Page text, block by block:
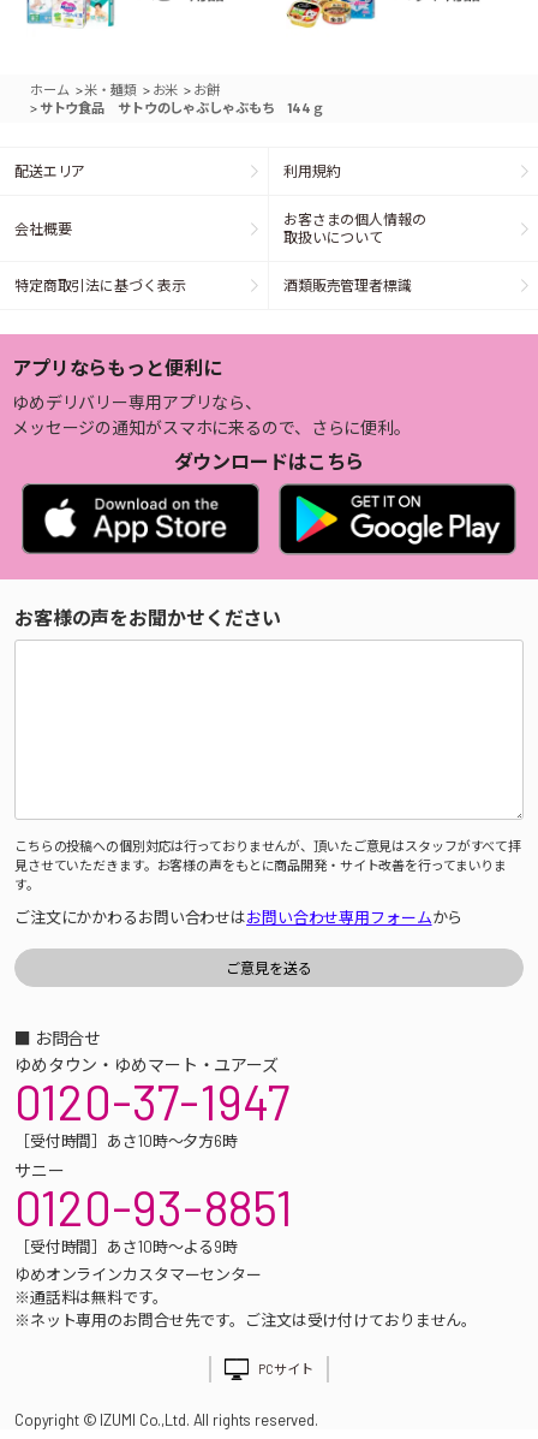
ホーム >米・麺類 > お米 > お餅
> サトウ食品 サトウのしゃぶしゃぶもち 144ｇ
配送エリア 利用規約
会社概要
お客さまの個人情報の
取扱いについて
特定商取引法に基づく表示 酒類販売管理者標識
アプリならもっと便利に
ゆめデリバリー専用アプリなら、
メッセージの通知がスマホに来るので、さらに便利。
ダウンロードはこちら
お客様の声をお聞かせください
こちらの投稿への個別対応は行っておりませんが、頂いたご意見はスタッフがすべて拝
見させていただきます。お客様の声をもとに商品開発・サイト改善を行ってまいりま
す。
ご注文にかかわるお問い合わせはお問い合わせ専用フォームから
■ お問合せ
ゆめタウン・ゆめマート・ユアーズ
0120-37-1947
［受付時間］あさ10時～夕方6時
サニー
0120-93-8851
［受付時間］あさ10時～よる9時
ゆめオンラインカスタマーセンター
※通話料は無料です。
※ネット専用のお問合せ先です。ご注文は受け付けておりません。
PCサイト
Copyright © IZUMI Co.,Ltd. All rights reserved.